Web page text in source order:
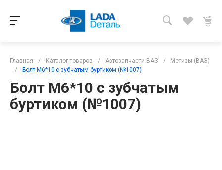
Главная / Каталог товаров / Автозапчасти ВАЗ /
Метизы (ВАЗ)
/
Болт М6*10 с зубчатым буртиком (№1007)
Болт М6*10 с зубчатым
буртиком (№1007)